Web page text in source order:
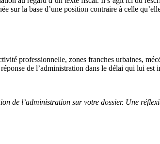
sur la base d’une position contraire à celle
professionnelle, zones franches urbaines,
de l’administration dans le délai qui lui est
de l’administration sur votre dossier. Une